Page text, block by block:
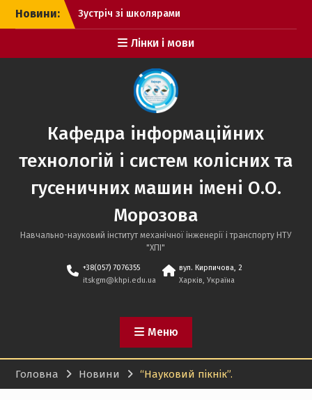
Перейти
Новини:
Зустріч зі школярами
Покотилівського ліцею
“Промінь”.
День Відкритих Дверей в
Зустріч зі школярами
Височанського ліцею
Лінки і мови
Кафедра інформаційних
технологій і систем колісних та
гусеничних машин імені О.О.
Морозова
Навчально-науковий інститут механічної інженерії і транспорту НТУ
"ХПІ"
+38(057) 7076355
itskgm@khpi.edu.ua
вул. Кирпичова, 2
Харків, Україна
Меню
Головна Новини “Науковий пікнік”.